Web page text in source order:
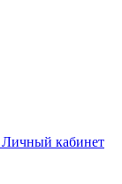
Личный кабинет